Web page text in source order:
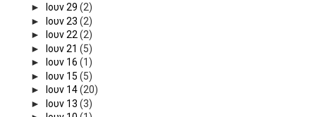
►
Ιουν 29 (2)
►
Ιουν 23 (2)
►
Ιουν 22(2)
►
Ιουν 21 (5)
►
Ιουν 16 (1)
►
Ιουν 15 (5)
►
Ιουν 14(20)
►
Ιουν 13 (3)